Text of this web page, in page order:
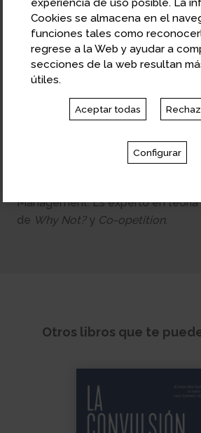
Barry J. Nalebuff
Catedrático de Economía en
Management. Es experto en
de Why Not? y Co-opetition.
Otros libros que te
experiencia de uso posible. La
Cookies se almacena en el
funciones tales como
regrese a la Web y ayudar a
secciones de la web resultan
útiles.
Aceptar todas
Configurar